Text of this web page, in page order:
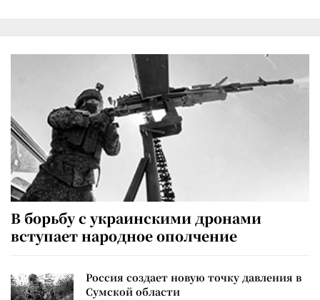
В борьбу с украинскими дронами
вступает народное ополчение
Россия создает новую точку давления в
Сумской области